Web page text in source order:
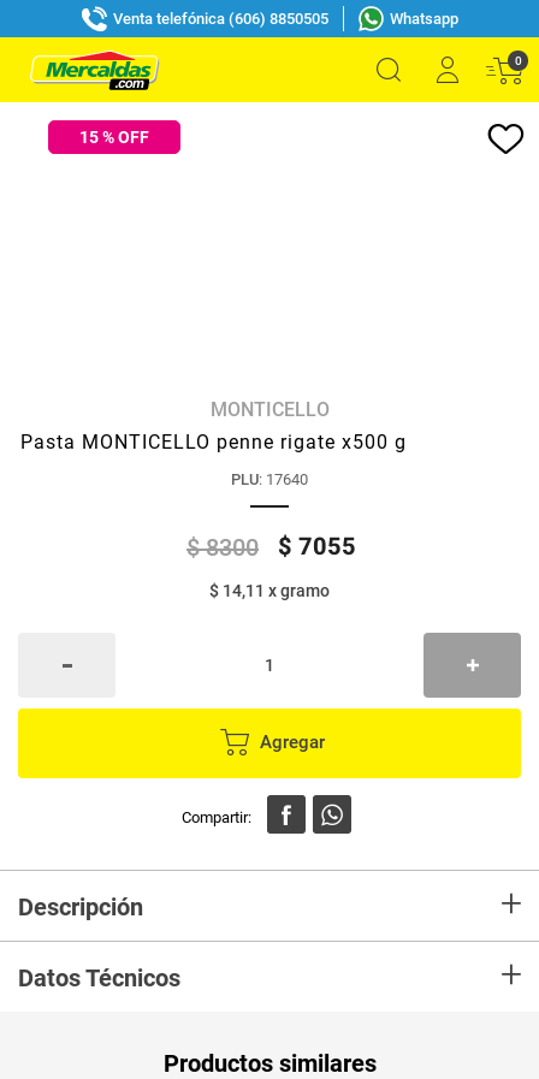
Venta telefónica (606) 8850505 Whatsapp
0
15% OFF
MONTICELLO
Pasta MONTICELLO penne rigate x500 g
PLU: 17640
$ 8300 $ 7055
$ 14,11 xgramo
Agregar
Descripción +
delicioso acompañarla con una fresca y nutritiva ensalada.
Datos Técnicos +
Productos similares